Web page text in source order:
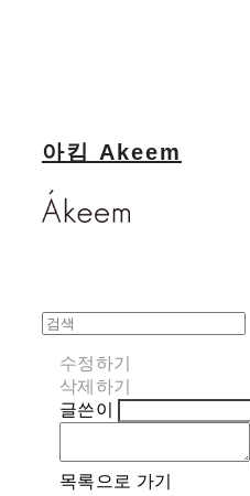
아킴 Akeem
수정하기
삭제하기
글쓴이
목록으로 가기